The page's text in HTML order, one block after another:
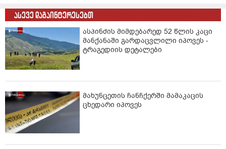
ასევე დაგაინტერესებთ
ასპინძის მიმდებარედ 52 წლის კაცი
მანქანაში გარდაცვლილი იპოვეს -
ტრაგედიის დეტალები
მახუნცეთის ჩანჩქერში მამაკაცის
ცხედარი იპოვეს